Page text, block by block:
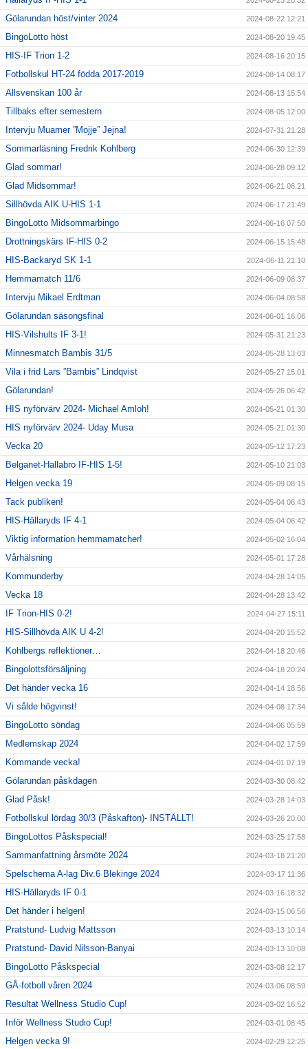
Gölarundan höst/vinter 2024 2024-08-22 12:21
BingoLotto höst 2024-08-20 19:45
HIS-IF Trion 1-2 2024-08-16 20:15
Fotbollskul HT-24 födda 2017-2019 2024-08-14 08:17
Allsvenskan 100 år 2024-08-13 15:54
Tillbaks efter semestern 2024-08-05 12:00
Intervju Muamer ”Mojje” Jejna! 2024-07-31 21:28
Sommarläsning Fredrik Kohlberg 2024-06-30 12:39
Glad sommar! 2024-06-28 09:12
Glad Midsommar! 2024-06-21 06:21
Sillhövda AIK U-HIS 1-1 2024-06-17 21:49
BingoLotto Midsommarbingo 2024-06-16 07:50
Drottningskärs IF-HIS 0-2 2024-06-15 15:48
HIS-Backaryd SK 1-1 2024-06-11 21:10
Hemmamatch 11/6 2024-06-09 08:37
Intervju Mikael Erdtman 2024-06-04 08:58
Gölarundan säsongsfinal 2024-06-01 16:06
HIS-Vilshults IF 3-1! 2024-05-31 21:23
Minnesmatch Bambis 31/5 2024-05-28 13:03
Vila i frid Lars ”Bambis” Lindqvist 2024-05-27 15:01
Gölarundan! 2024-05-26 06:42
HIS nyförvärv 2024- Michael Amloh! 2024-05-21 01:30
HIS nyförvärv 2024- Uday Musa 2024-05-21 01:30
Vecka 20 2024-05-12 17:23
Belganet-Hallabro IF-HIS 1-5! 2024-05-10 21:03
Helgen vecka 19 2024-05-09 08:15
Tack publiken! 2024-05-04 06:43
HIS-Hällaryds IF 4-1 2024-05-04 06:42
Viktig information hemmamatcher! 2024-05-02 16:04
Vårhälsning 2024-05-01 17:28
Kommunderby 2024-04-28 14:05
Vecka 18 2024-04-28 13:42
IF Trion-HIS 0-2! 2024-04-27 15:11
HIS-Sillhövda AIK U 4-2! 2024-04-20 15:52
Kohlbergs reflektioner… 2024-04-18 20:46
Bingolottsförsäljning 2024-04-18 20:24
Det händer vecka 16 2024-04-14 18:56
Vi sålde högvinst! 2024-04-08 17:34
BingoLotto söndag 2024-04-06 05:59
Medlemskap 2024 2024-04-02 17:59
Kommande vecka! 2024-04-01 07:19
Gölarundan påskdagen 2024-03-30 08:42
Glad Påsk! 2024-03-28 14:03
Fotbollskul lördag 30/3 (Påskafton)- INSTÄLLT! 2024-03-26 20:00
BingoLottos Påskspecial! 2024-03-25 17:58
Sammanfattning årsmöte 2024 2024-03-18 21:20
Spelschema A-lag Div.6 Blekinge 2024 2024-03-17 11:36
HIS-Hällaryds IF 0-1 2024-03-16 18:32
Det händer i helgen! 2024-03-15 06:56
Pratstund- Ludvig Mattsson 2024-03-13 10:14
Pratstund- David Nilsson-Banyai 2024-03-13 10:08
BingoLotto Påskspecial 2024-03-08 12:17
GÅ-fotboll våren 2024 2024-03-06 08:59
Resultat Wellness Studio Cup! 2024-03-02 16:52
Inför Wellness Studio Cup! 2024-03-01 08:45
Helgen vecka 9! 2024-02-29 12:25